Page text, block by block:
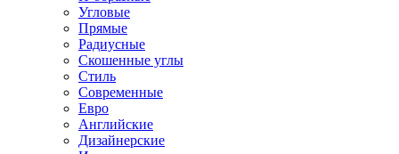
Угловые
Прямые
Радиусные
Скошенные углы
Стиль
Современные
Евро
Английские
Дизайнерские